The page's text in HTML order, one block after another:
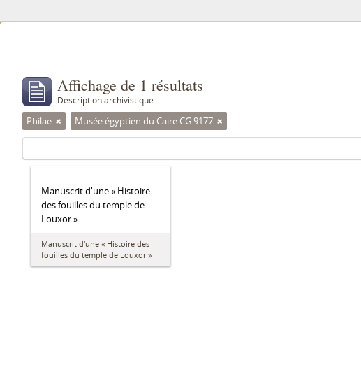
Affichage de 1 résultats
Description archivistique
Philae Musée égyptien du Caire CG 9177
Manuscrit d'une « Histoire
des fouilles du temple de
Louxor »
Manuscrit d'une « Histoire des
fouilles du temple de Louxor »